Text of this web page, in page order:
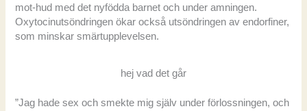
mot-hud med det nyfödda barnet och under amningen.
Oxytocinutsöndringen ökar också utsöndringen av endorfiner,
som minskar smärtupplevelsen.
hej vad det går
”Jag hade sex och smekte mig själv under förlossningen, och